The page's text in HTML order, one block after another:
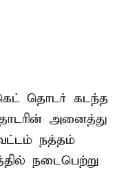
தொடர் கடந்த
அனைத்து
நத்தம்
நடைபெற்று